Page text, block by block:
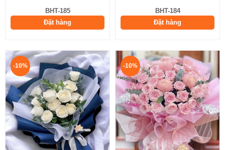
BHT-185
Đặt hàng
BHT-184
Đặt hàng
-10% -10%